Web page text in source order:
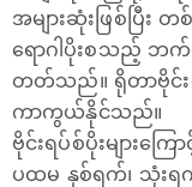
အများဆုံးဖြစ်ပြီး
ရောဂါပိုးစသည့် ဘက်
တတ်သည်။ ရိုတာဗိုင်း
ကာကွယ်နိုင်သည်။
ဗိုင်းရပ်စ်ပိုးများကြ
ပထမ နှစ်ရက်၊ သုံးရက်